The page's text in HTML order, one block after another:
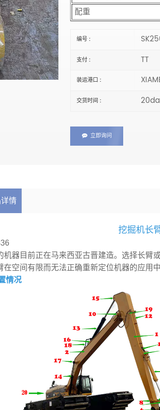
配重
编号 :
支付 : TT
装运港口 :
交货时间 :
立即询问
情
挖掘机长
机器目前正在马来西亚古晋建造。选择长臂
在空间有限而无法正确重新定位机器的应用
情况